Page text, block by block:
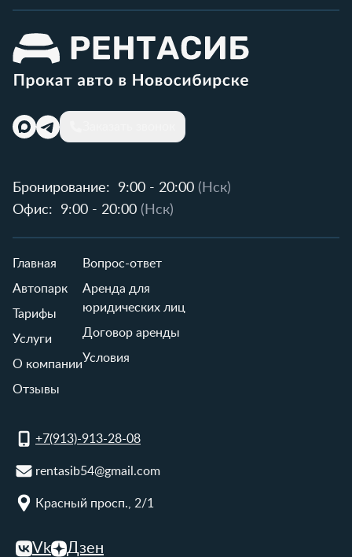
Бронирование: 9:00 - 20:00 (Нск)
Офис:
9:00 - 20:00 (Нск)
Главная
Автопарк
Тарифы
Услуги
О компании
Отзывы
Вопрос-ответ
Аренда для
юридических лиц
Договор аренды
Условия
+7(913)-913-28-08
rentasib54@gmail.com
Красный просп., 2/1
Vk Дзен